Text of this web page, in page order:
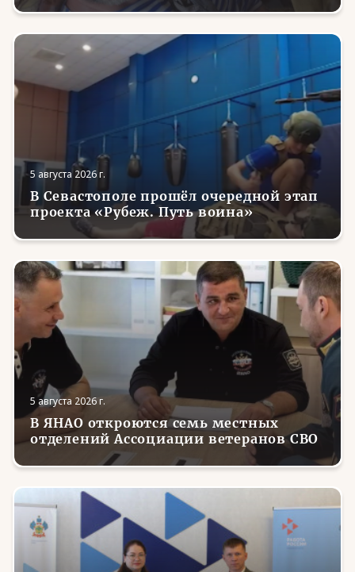
5 августа 2026 г.
В Севастополе прошёл очередной этап
проекта «Рубеж. Путь воина»
5 августа 2026 г.
В ЯНАО откроются семь местных
отделений Ассоциации ветеранов СВО